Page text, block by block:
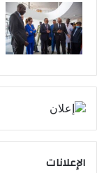
الإعلانات